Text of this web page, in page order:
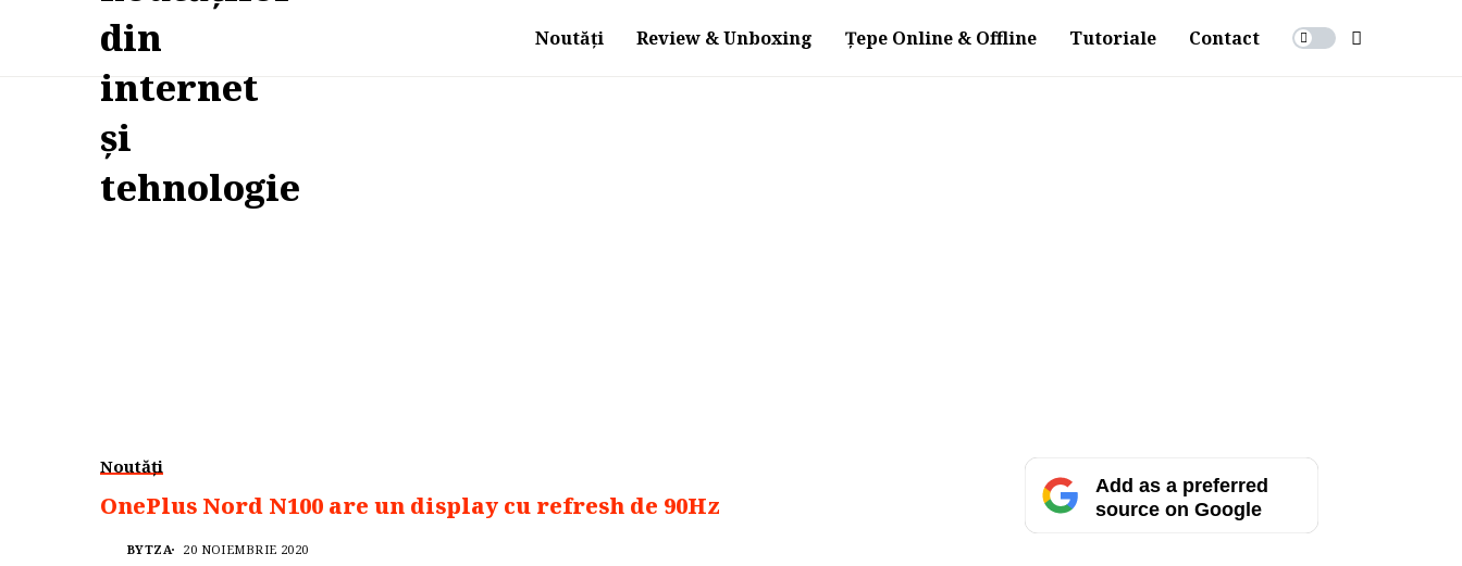
Noutăți Review & Unboxing Țepe Online & Offline Tutoriale Contact
Noutăți
OnePlus Nord N100 are un display cu refresh de 90Hz
BYTZA 20 NOIEMBRIE 2020
Add as a preferred
source on Google